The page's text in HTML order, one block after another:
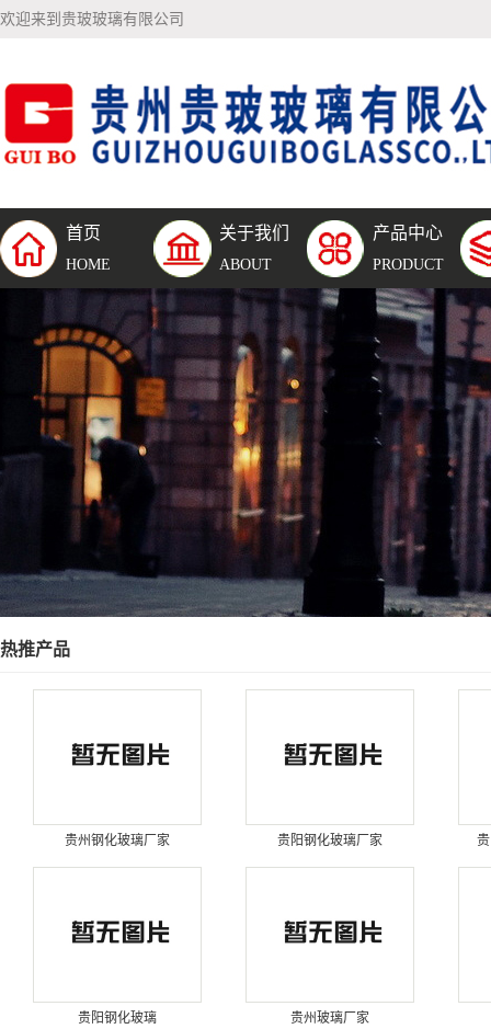
欢迎来到贵玻玻璃有限公司
首页
HOME
关于我们
ABOUT
公司简介
产品中心
PRODUCT
钢化夹层玻
璃
钢化中空玻
璃
单片钢化玻
璃
防弹玻璃
工
团
车
热推产品
贵州钢化玻璃厂家 贵阳钢化玻璃厂家
贵阳钢化玻璃 贵州玻璃厂家